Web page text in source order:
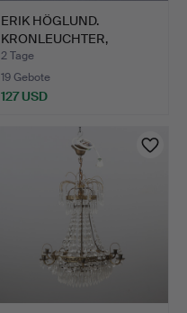
ERIK HÖGLUND.
KRONLEUCHTER,
GESCHMIEDET, G…
2 Tage
19 Gebote
127 USD